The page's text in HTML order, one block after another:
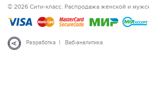
© 2026 Сити-класс. Распродажа женской и
Разработка | Веб-аналитика